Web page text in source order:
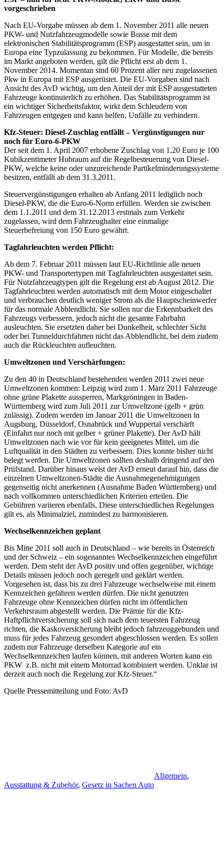
vorgeschrieben
Nach EU-Vorgabe müssen ab dem 1. November 2011 alle neuen
PKW- und Nutzfahrzeugmodelle sowie Busse mit dem
elektronischen Stabilitätsprogramm (ESP) ausgestattet sein, um in
Europa eine Typzulassung zu bekommen. Für Modelle, die bereits
im Markt angeboten werden, gilt die Pflicht erst ab dem 1.
November 2014. Momentan sind 60 Prozent aller neu zugelassenen
Pkw in Europa mit ESP ausgerüstet. Die EU-Vorgaben sind nach
Ansicht des AvD wichtig, um den Anteil der mit ESP ausgestatteten
Fahrzeuge kontinuierlich zu erhöhen. Das Stabilitätsprogramm ist
ein wichtiger Sicherheitsfaktor, wirkt dem Schleudern von
Fahrzeugen entgegen und kann helfen, Unfälle zu verhindern.
Kfz-Steuer: Diesel-Zuschlag entfällt – Vergünstigungen nur
noch für Euro-6-PKW
Der seit dem 1. April 2007 erhobene Zuschlag von 1,20 Euro je 100
Kubikzentimeter Hubraum auf die Regelbesteuerung von Diesel-
PKW, welche keine oder unzureichende Partikelminderungssysteme
besitzen, entfällt ab dem 31.3.2011.
Steuervergünstigungen erhalten ab Anfang 2011 lediglich noch
Diesel-PKW, die die Euro-6-Norm erfüllen. Werden sie zwischen
dem 1.1.2011 und dem 31.12.2013 erstmals zum Verkehr
zugelassen, wird dem Fahrzeughalter eine einmalige
Steuerbefreiung von 150 Euro gewährt.
Tagfahrleuchten werden Pflicht:
Ab dem 7. Februar 2011 müssen laut EU-Richtlinie alle neuen
PKW- und Transportertypen mit Tagfahrleuchten ausgestattet sein.
Für Nutzfahrzeugtypen gilt die Regelung erst ab August 2012. Die
Tagfahrleuchten werden automatisch mit dem Motor eingeschaltet
und verbrauchen deutlich weniger Strom als die Hauptscheinwerfer
für das normale Abblendlicht. Sie sollen nur die Erkennbarkeit des
Fahrzeugs verbessern, jedoch nicht die gesamte Fahrbahn
ausleuchten. Sie ersetzten daher bei Dunkelheit, schlechter Sicht
oder bei Tunneldurchfahrten nicht das Abblendlicht, bei dem zudem
auch die Rückleuchten aufleuchten.
Umweltzonen und Verschärfungen:
Zu den 40 in Deutschland bestehenden werden 2011 zwei neue
Umweltzonen kommen: Leipzig wird zum 1. März 2011 Fahrzeuge
ohne grüne Plakette aussperren, Markgröningen in Baden-
Württemberg wird zum Juli 2011 zur Umweltzone (gelb + grün
zulässig). Zudem werden im Januar 2011 die Umweltzonen in
Augsburg, Düsseldorf, Osnabrück und Wuppertal verschärft
(Einfahrt nur noch mit gelber + grüner Plakette). Der AvD hält
Umweltzonen nach wie vor für kein geeignetes Mittel, um die
Luftqualität in den Städten zu verbessern. Dies konnte bisher nicht
belegt werden. Die Umweltzonen sollten deshalb dringend auf den
Prüfstand. Darüber hinaus weist der AvD erneut darauf hin, dass die
einzelnen Umweltzonen-Städte die Ausnahmegenehmigungen
gegenseitig nicht anerkennen (Ausnahme Baden Württemberg) und
nach vollkommen unterschiedlichen Kriterien erteilen. Die
Gebühren variieren ebenfalls. Diese unterschiedlichen Regelungen
gilt es, als Minimalziel, zumindest zu harmonisieren.
Wechselkennzeichen geplant
Bis Mitte 2011 soll auch in Deutschland – wie bereits in Österreich
und der Schweiz – ein sogenanntes Wechselkennzeichen eingeführt
werden. Dem steht der AvD positiv und offen gegenüber, wichtige
Details müssen jedoch noch geregelt und geklärt werden.
Vorgesehen ist, dass bis zu drei Fahrzeuge wechselweise mit einem
Kennzeichen gefahren werden dürfen. Die nicht genutzten
Fahrzeuge ohne Kennzeichen dürfen nicht im öffentlichen
Verkehrsraum abgestellt werden. Die Prämie für die Kfz-
Haftpflichtversicherung soll sich nach dem teuersten Fahrzeug
richten, die Kaskoversicherung bleibt jedoch fahrzeuggebunden und
muss für jedes Fahrzeug gesondert abgeschlossen werden. Es sollen
zudem nur Fahrzeuge derselben Kategorie auf ein
Wechselkennzeichen laufen können, mit anderen Worten kann ein
PKW z.B. nicht mit einem Motorrad kombiniert werden. Unklar ist
derzeit auch noch die Regelung zur Kfz-Steuer.“
Quelle Pressemitteilung und Foto: AvD
Allgemein,
Ausstattung & Zubehör, Gesetz in Sachen Auto